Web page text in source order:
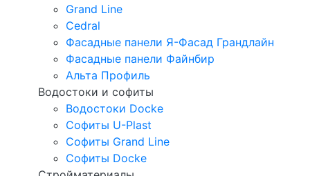
Grand Line
Cedral
Фасадные панели Я-Фасад Грандлайн
Фасадные панели Файнбир
Альта Профиль
Водостоки и софиты
Водостоки Docke
Софиты U-Plast
Софиты Grand Line
Софиты Docke